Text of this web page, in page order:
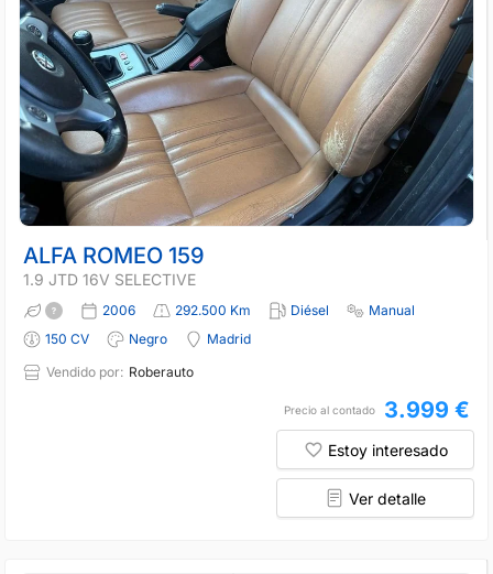
ALFA ROMEO 159
1.9 JTD 16V SELECTIVE
2006 292.500 Km Diésel
Manual
150 CV
Negro
Madrid
Vendido por: Roberauto
Precio al contado 3.999 €
Estoy interesado
Ver detalle